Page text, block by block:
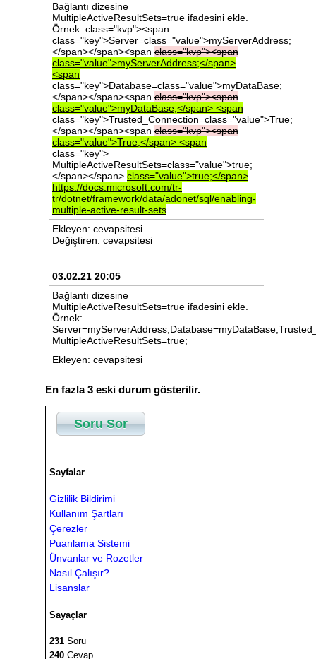
Bağlantı dizesine
MultipleActiveResultSets=true ifadesini ekle.
Örnek: class="kvp"><span
class="key">Server=class="value">myServerAddress;
</span></span><span class="kvp"><span
class="value">myServerAddress;</span>
<span
class="key">Database=class="value">myDataBase;
</span></span><span class="kvp"><span
class="value">myDataBase;</span> <span
class="key">Trusted_Connection=class="value">True;
</span></span><span class="kvp"><span
class="value">True;</span> <span
class="key">
MultipleActiveResultSets=class="value">true;
</span></span> class="value">true;</span>
https://docs.microsoft.com/tr-
tr/dotnet/framework/data/adonet/sql/enabling-
multiple-active-result-sets
Ekleyen: cevapsitesi
Değiştiren: cevapsitesi
03.02.21 20:05
Bağlantı dizesine
MultipleActiveResultSets=true ifadesini ekle.
Örnek:
Server=myServerAddress;Database=myDataBase;
MultipleActiveResultSets=true;
Ekleyen: cevapsitesi
En fazla 3 eski durum gösterilir.
Soru Sor
Sayfalar
Gizlilik Bildirimi
Kullanım Şartları
Çerezler
Puanlama Sistemi
Ünvanlar ve Rozetler
Nasıl Çalışır?
Lisanslar
Sayaçlar
231 Soru
240 Cevap